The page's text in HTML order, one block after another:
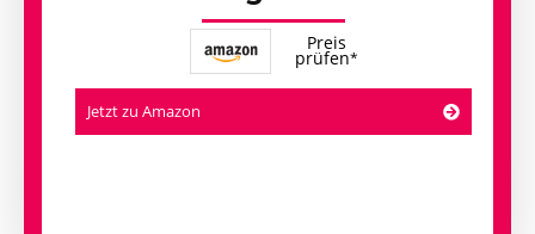
Preis
prüfen
Jetzt zu Amazon